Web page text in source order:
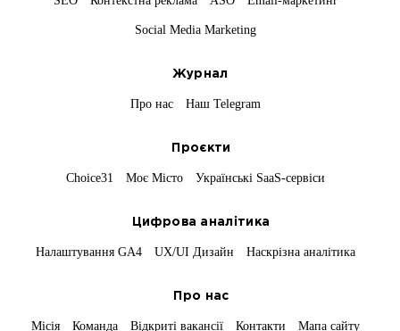
Social Media Marketing
Журнал
Про нас Наш Telegram
Проєкти
Choice31 Моє Місто Українські SaaS-сервіси
Цифрова аналітика
Налаштування GA4 UX/UI Дизайн Наскрізна аналітика
Про нас
Місія Команда Відкриті вакансії Контакти Мапа сайту